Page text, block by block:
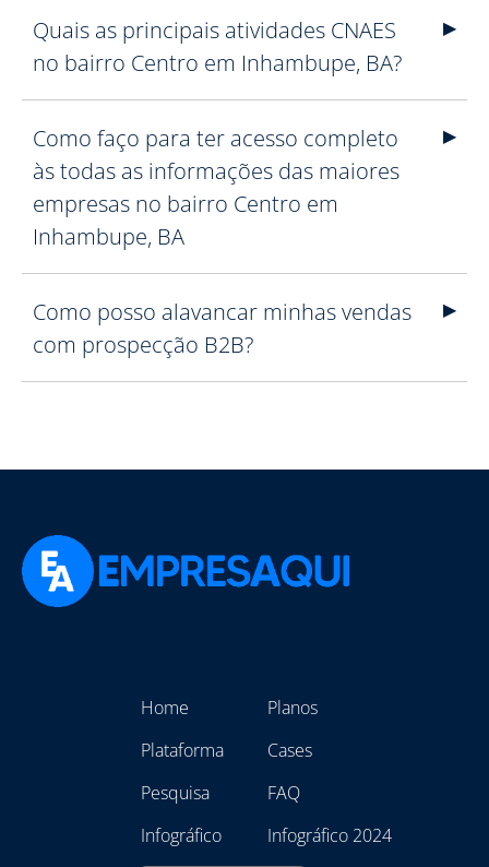
Quais as principais atividades CNAES
no bairro Centro em Inhambupe, BA?
Como faço para ter acesso completo
às todas as informações das maiores
empresas no bairro Centro em
Inhambupe, BA
Como posso alavancar minhas vendas
com prospecção B2B?
Home
Plataforma
Pesquisa
Infográfico
Planos
Cases
FAQ
Infográfico 2024